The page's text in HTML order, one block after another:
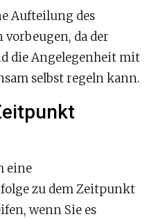
Aufteilung des
vorbeugen, da der
die Angelegenheit mit
selbst regeln kann.
eine
zu dem Zeitpunkt
wenn Sie es